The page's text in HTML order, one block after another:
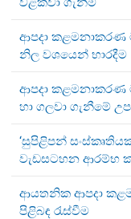
ආපදා කළමනාකරණ
නිල වශයෙන් භාරදීම
ආපදා කළමනාකරණ
හා ගලවා ගැනීමේ
‘සුපිළිපන්
වැඩසටහන ආරම්භ
ආයතනික ආපදා
පිළිබඳ රැස්වීම